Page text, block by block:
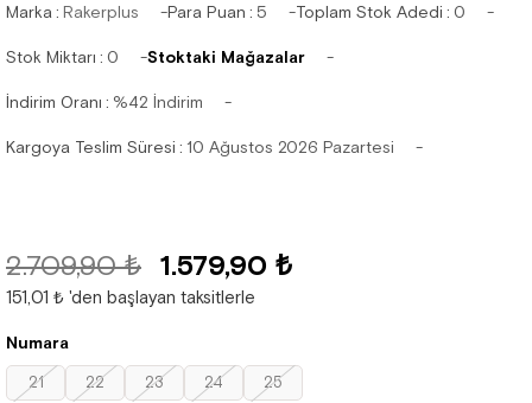
Marka : Rakerplus Para Puan : 5 Toplam Stok Adedi : 0
Stok Miktarı : 0 Stoktaki Mağazalar
İndirim Oranı : %42 İndirim
Kargoya Teslim Süresi : 10 Ağustos 2026 Pazartesi
2.709,90 ₺ 1.579,90 ₺
151,01 ₺ 'den başlayan taksitlerle
Numara
21 22 23 24 25